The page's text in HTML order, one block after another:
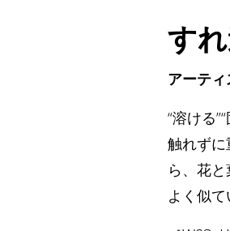
す
アーテ
“溶ける
触れず
ら、花
よく似て